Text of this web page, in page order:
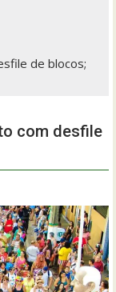
de blocos;
com desfile